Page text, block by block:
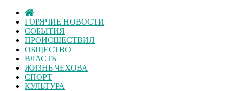
ГОРЯЧИЕ НОВОСТИ
СОБЫТИЯ
ПРОИСШЕСТВИЯ
ОБЩЕСТВО
ВЛАСТЬ
ЖИЗНЬ ЧЕХОВА
СПОРТ
КУЛЬТУРА